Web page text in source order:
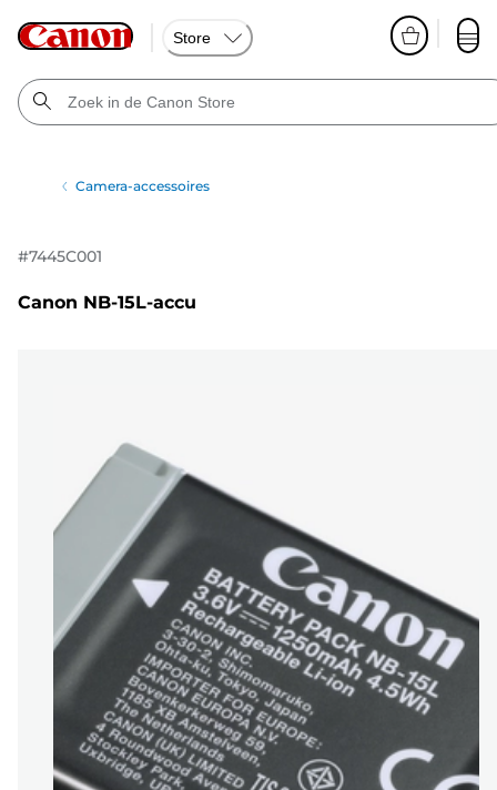
Store
Camera-accessoires
#7445C001
Canon NB-15L-accu